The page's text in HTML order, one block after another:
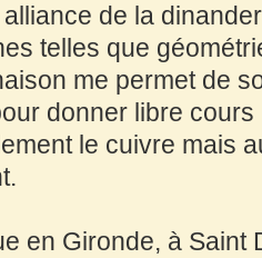
de la
telles que
me permet de
donner libre
le cuivre mais
en Gironde, à Saint